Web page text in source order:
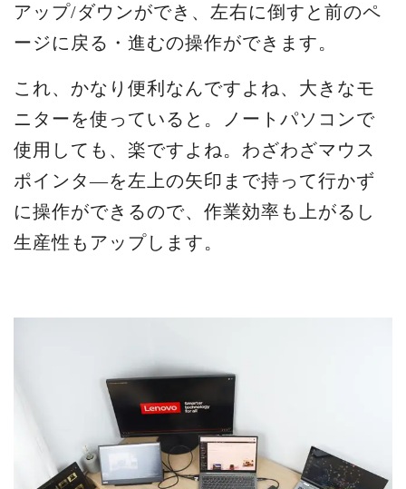
アップ/ダウンができ、左右に倒すと前のペ
ージに戻る・進むの操作ができます。
これ、かなり便利なんですよね、大きなモ
ニターを使っていると。ノートパソコンで
使用しても、楽ですよね。わざわざマウス
ポインタ―を左上の矢印まで持って行かず
に操作ができるので、作業効率も上がるし
生産性もアップします。